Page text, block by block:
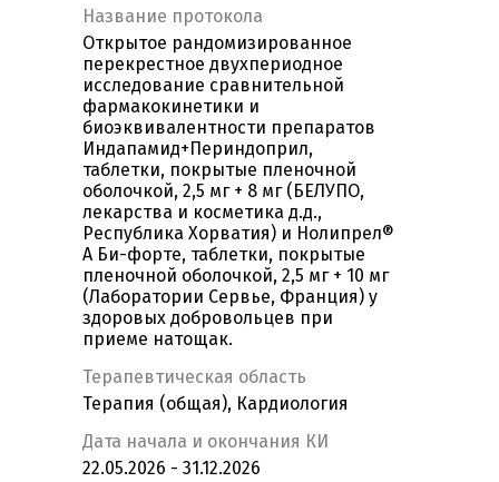
Название протокола
Открытое рандомизированное
перекрестное двухпериодное
исследование сравнительной
фармакокинетики и
биоэквивалентности препаратов
Индапамид+Периндоприл,
таблетки, покрытые пленочной
оболочкой, 2,5 мг + 8 мг (БЕЛУПО,
лекарства и косметика д.д.,
Республика Хорватия) и Нолипрел®
А Би-форте, таблетки, покрытые
пленочной оболочкой, 2,5 мг + 10 мг
(Лаборатории Сервье, Франция) у
здоровых добровольцев при
приеме натощак.
Терапевтическая область
Терапия (общая), Кардиология
Дата начала и окончания КИ
22.05.2026 - 31.12.2026